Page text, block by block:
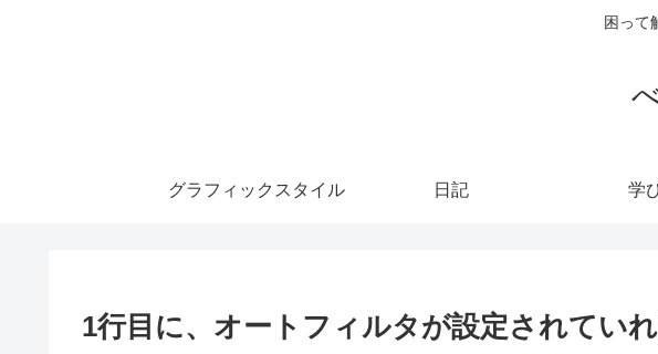
困って
グラフィックスタイル 日記 学
1行目に、オートフィルタが設定されてい